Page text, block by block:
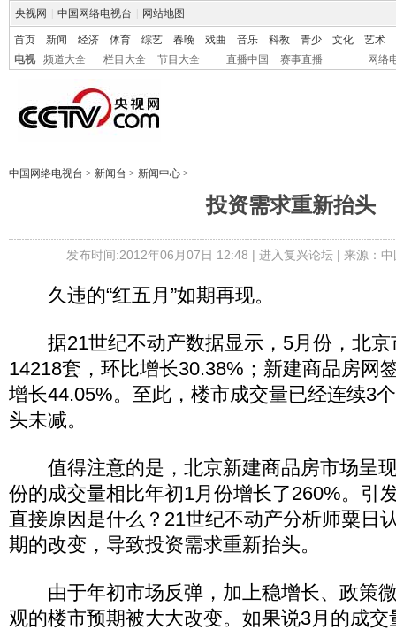
央视网 中国网络电视台 网站地图
首页 新闻 经济 体育 综艺 春晚 戏曲 音乐 科教 青少 文化
艺术
电视
频道大全 栏目大全 节目大全 直播中国 赛事直播 网络
中国网络电视台 > 新闻台 > 新闻中心 >
投资需求重新抬头
发布时间:2012年06月07日 12:48 | 进入复兴论坛| 来源：
久违的“红五月”如期再现。
据21世纪不动产数据显示，5月份，北京
14218套，环比增长30.38%；新建商品房网
增长44.05%。至此，楼市成交量已经连续3
头未减。
值得注意的是，北京新建商品房市场呈
份的成交量相比年初1月份增长了260%。引
直接原因是什么？21世纪不动产分析师粟日
期的改变，导致投资需求重新抬头。
由于年初市场反弹，加上稳增长、政策
观的楼市预期被大大改变。如果说3月的成